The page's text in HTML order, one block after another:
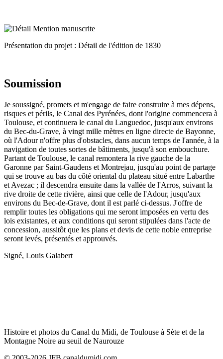
Présentation du projet : Détail de l'édition de 1830
Soumission
Je soussigné, promets et m'engage de faire construire à mes dépens,
risques et périls, le Canal des Pyrénées, dont l'origine commencera à
Toulouse, et continuera le canal du Languedoc, jusqu'aux environs
du Bec-du-Grave, à vingt mille mètres en ligne directe de Bayonne,
où l'Adour n'offre plus d'obstacles, dans aucun temps de l'année, à la
navigation de toutes sortes de bâtiments, jusqu'à son embouchure.
Partant de Toulouse, le canal remontera la rive gauche de la
Garonne par Saint-Gaudens et Montrejau, jusqu'au point de partage
qui se trouve au bas du côté oriental du plateau situé entre Labarthe
et Avezac ; il descendra ensuite dans la vallée de l'Arros, suivant la
rive droite de cette rivière, ainsi que celle de l'Adour, jusqu'aux
environs du Bec-de-Grave, dont il est parlé ci-dessus. J'offre de
remplir toutes les obligations qui me seront imposées en vertu des
lois existantes, et aux conditions qui seront stipulées dans l'acte de
concession, aussitôt que les plans et devis de cette noble entreprise
seront levés, présentés et approuvés.
Signé, Louis Galabert
Histoire et photos du Canal du Midi, de Toulouse à Sète et de la
Montagne Noire au seuil de Naurouze